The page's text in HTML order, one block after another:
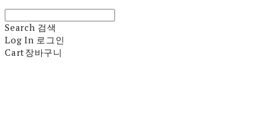
Search 검색
Log In 로그인
Cart장바구니